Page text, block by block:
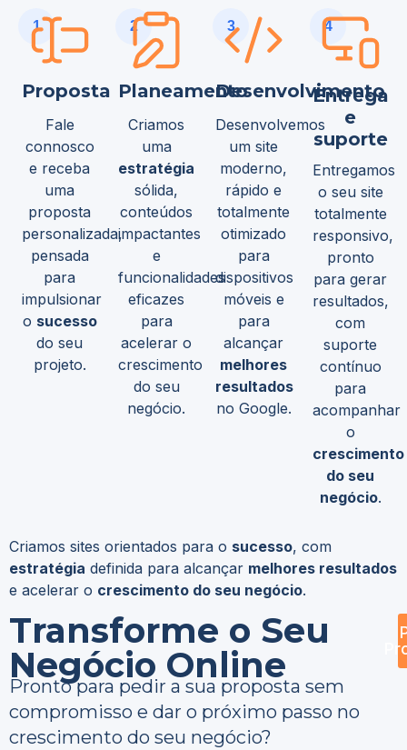
1
Proposta
Fale
connosco
e receba
uma
proposta
personalizada,
pensada
para
impulsionar
o sucesso
do seu
projeto.
2
Planeamento
Criamos
uma
estratégia
sólida,
conteúdos
impactantes
e
funcionalidades
eficazes
para
acelerar o
crescimento
do seu
negócio.
3
Desenvolvimento
Desenvolvemos
um site
moderno,
rápido e
totalmente
otimizado
para
dispositivos
móveis e
para
alcançar
melhores
resultados
no Google.
4
Entrega
e
suporte
Entregamos
o seu site
totalmente
responsivo,
pronto
para gerar
resultados,
com
suporte
contínuo
para
acompanhar
o
crescimento
do seu
negócio.
Criamos sites orientados para o sucesso, com
estratégia definida para alcançar melhores resultados
e acelerar o crescimento do seu negócio.
Transforme o Seu
Negócio Online
Pronto para pedir a sua proposta sem
compromisso e dar o próximo passo no
crescimento do seu negócio?